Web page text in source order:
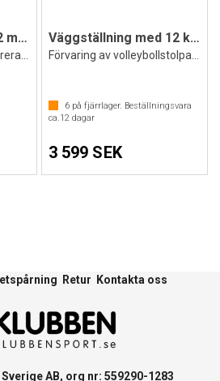
Höjdhoppställning | 2 m | 2 st. Väggställning med 12 konsoller för
6på fjärrlager. Beställningsvara
ca.12dagar
3 599 SEK
Retur Kontakta oss
AB, org nr: 559290-1283